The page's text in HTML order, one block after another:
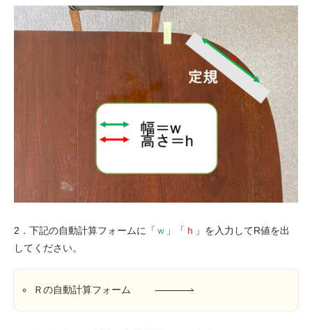
2．下記の自動計算フォームに「 ｗ 」「 ｈ 」を入力してR値を出
してください。
Ｒの自動計算フォーム